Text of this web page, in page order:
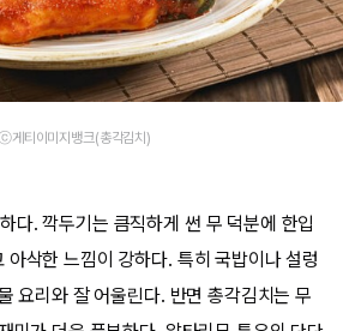
게티이미지뱅크(총각김치)
다. 깍두기는 큼직하게 썬 무 덕분에 한입
아삭한 느낌이 강하다. 특히 국밥이나 설렁
요리와 잘 어울린다. 반면 총각김치는 무